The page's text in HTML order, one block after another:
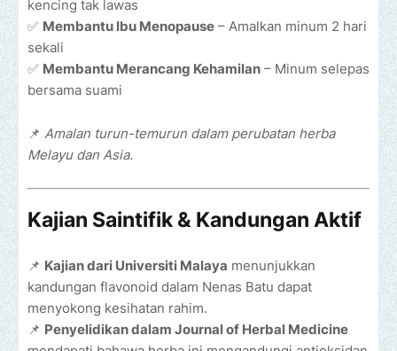
kencing tak lawas
✅ Membantu Ibu Menopause – Amalkan minum 2 hari
sekali
✅ Membantu Merancang Kehamilan – Minum selepas
bersama suami
📌 Amalan turun-temurun dalam perubatan herba
Melayu dan Asia.
Kajian Saintifik & Kandungan Aktif
📌 Kajian dari Universiti Malaya menunjukkan
kandungan flavonoid dalam Nenas Batu dapat
menyokong kesihatan rahim.
📌 Penyelidikan dalam Journal of Herbal Medicine